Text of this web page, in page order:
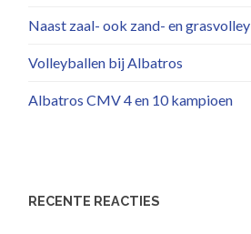
Naast zaal- ook zand- en
Volleyballen bij Albatros
Albatros CMV 4 en 10 kampioen
RECENTE REACTIES